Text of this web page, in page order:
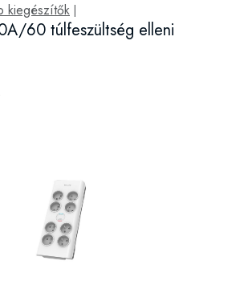
kiegészítők
60 túlfeszültség elleni